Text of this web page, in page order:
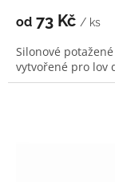
od 73 Kč / ks
Silonové
vytvořené pro lov